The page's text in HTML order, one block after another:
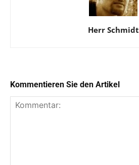
Herr Schmidt
Kommentieren Sie den Artikel